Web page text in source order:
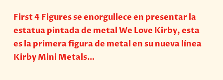
First 4 Figures se enorgullece en presentar la
estatua pintada de metal We Love Kirby, esta
es la primera figura de metal en su nueva línea
Kirby Mini Metals…